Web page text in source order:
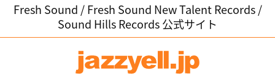
Fresh Sound / Fresh Sound New Talent Records /
Sound Hills Records 公式サイト